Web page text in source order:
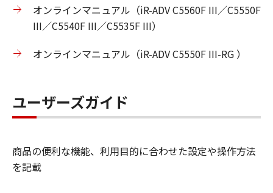
オンラインマニュアル（iR-ADV C5560F III／C5550F
III／C5540F III／C5535F III）
オンラインマニュアル（iR-ADV C5550F III-RG ）
ユーザーズガイド
商品の便利な機能、利用目的に合わせた設定や操作方法
を記載